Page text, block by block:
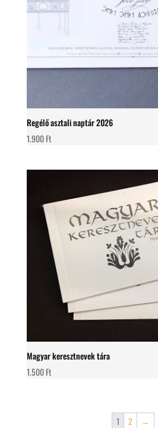
Regélő asztali naptár 2026
1.900Ft
Magyar keresztnevek tára
1.500Ft
1 2 →